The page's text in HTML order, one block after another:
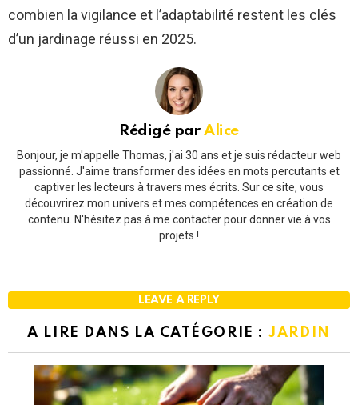
combien la vigilance et l’adaptabilité restent les clés
d’un jardinage réussi en 2025.
Rédigé parAlice
Bonjour, je m'appelle Thomas, j'ai 30 ans et je suis rédacteur web
passionné. J'aime transformer des idées en mots percutants et
captiver les lecteurs à travers mes écrits. Sur ce site, vous
découvrirez mon univers et mes compétences en création de
contenu. N'hésitez pas à me contacter pour donner vie à vos
projets !
LEAVE A REPLY
A LIRE DANS LA CATÉGORIE :JARDIN